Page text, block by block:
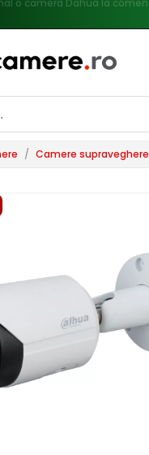
/ Camere supraveghere